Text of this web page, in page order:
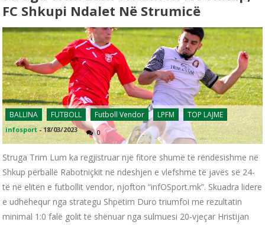
FC Shkupi Ndalet Në Strumicë
BALLINA FUTBOLL Futboll Vendor LPFM TOP LAJME
infosport -18/03/2023 0
Struga Trim Lum ka regjistruar një fitore shumë të rëndësishme në
Shkup përballë Rabotniçkit në ndeshjen e vlefshme të javës së 24-
të në elitën e futbollit vendor, njofton “infOSport.mk”. Skuadra lidere
e udhëhequr nga strategu Shpëtim Duro triumfoi me rezultatin
minimal 1:0 falë golit të shënuar nga sulmuesi 20-vjeçar Hristijan